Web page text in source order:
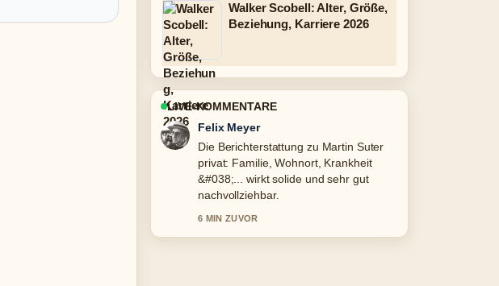
Walker Scobell: Alter, Größe,
Beziehung, Karriere 2026
LIVE-KOMMENTARE
Laura Becker
Gute Verifikationsarbeit zu Giuliana
Farfalla: Früherer Name, Karriere,
Freund &#038;.... Mehr Medien sollten
so schreiben.
8 MIN ZUVOR